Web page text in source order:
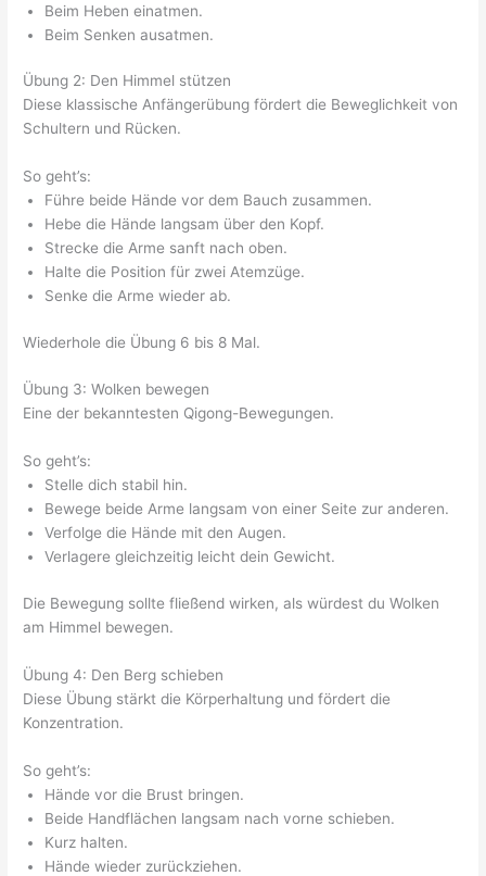
Beim Heben einatmen.
Beim Senken ausatmen.
Übung 2: Den Himmel stützen
Diese klassische Anfängerübung fördert die Beweglichkeit von
Schultern und Rücken.
So geht’s:
Führe beide Hände vor dem Bauch zusammen.
Hebe die Hände langsam über den Kopf.
Strecke die Arme sanft nach oben.
Halte die Position für zwei Atemzüge.
Senke die Arme wieder ab.
Wiederhole die Übung 6 bis 8 Mal.
Übung 3: Wolken bewegen
Eine der bekanntesten Qigong-Bewegungen.
So geht’s:
Stelle dich stabil hin.
Bewege beide Arme langsam von einer Seite zur anderen.
Verfolge die Hände mit den Augen.
Verlagere gleichzeitig leicht dein Gewicht.
Die Bewegung sollte fließend wirken, als würdest du Wolken
am Himmel bewegen.
Übung 4: Den Berg schieben
Diese Übung stärkt die Körperhaltung und fördert die
Konzentration.
So geht’s:
Hände vor die Brust bringen.
Beide Handflächen langsam nach vorne schieben.
Kurz halten.
Hände wieder zurückziehen.